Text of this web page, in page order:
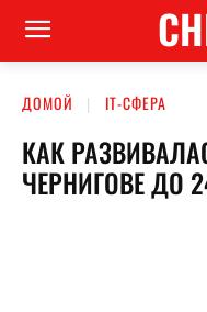
ДОМОЙ ІТ-СФЕРА
КАК
ЧЕРНИГОВЕ ДО